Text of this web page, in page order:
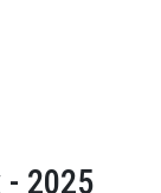
- 2025